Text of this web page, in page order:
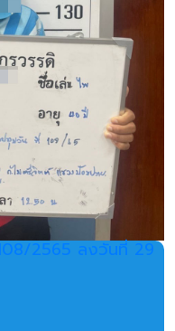
2565 ลงวันที่ 29